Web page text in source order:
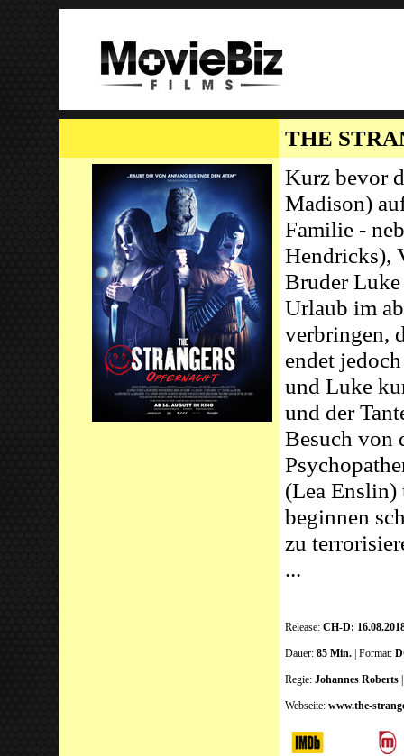
THE
Kurz bevor
Madison)
Familie -
Hendricks),
Bruder
Urlaub im
verbringen,
endet
und Luke
und der
Besuch von
(Lea
beginnen
zu
...
Release: CH-D:
Dauer: 85 Min. | Format:
Regie: Johannes Roberts
Webseite: www.the-